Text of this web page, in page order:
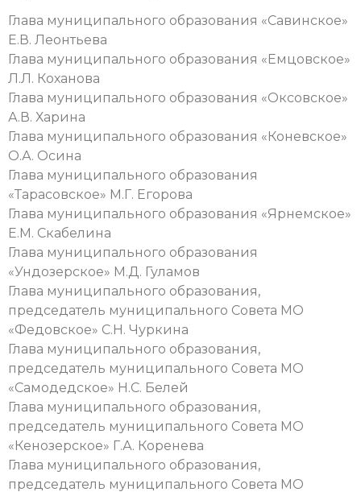
Глава муниципального образования «Савинское»
Е.В. Леонтьева
Глава муниципального образования «Емцовское»
Л.Л. Коханова
Глава муниципального образования «Оксовское»
А.В. Харина
Глава муниципального образования «Коневское»
О.А. Осина
Глава муниципального образования
«Тарасовское» М.Г. Егорова
Глава муниципального образования «Ярнемское»
Е.М. Скабелина
Глава муниципального образования
«Ундозерское» М.Д. Гуламов
Глава муниципального образования,
председатель муниципального Совета МО
«Федовское» С.Н. Чуркина
Глава муниципального образования,
председатель муниципального Совета МО
«Самодедское» Н.С. Белей
Глава муниципального образования,
председатель муниципального Совета МО
«Кенозерское» Г.А. Коренева
Глава муниципального образования,
председатель муниципального Совета МО